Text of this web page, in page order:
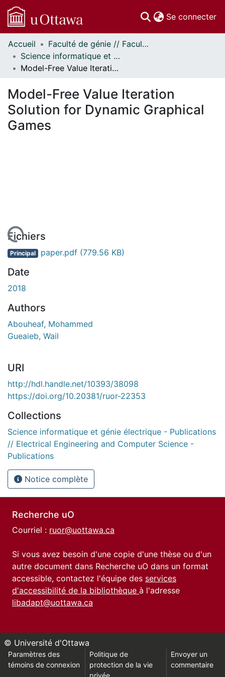
Se connecter
Communautés
et collections
Parcourir
À propos
Accueil
Faculté de génie // Faculty of Engineering
Science informatique et génie électrique - Publications // Electrical Engineering and Computer Science - Publications
Model-Free Value Iteration Solution for Dynamic Graphical Games
Model-Free Value Iteration
Solution for Dynamic Graphical
Games
En cours de chargement...
Fichiers
Principal paper.pdf (779.56 KB)
Date
2018
Authors
Abouheaf, Mohammed
Gueaieb, Wail
URI
http://hdl.handle.net/10393/38098
https://doi.org/10.20381/ruor-22353
Collections
Science informatique et génie électrique - Publications
// Electrical Engineering and Computer Science -
Publications
Notice complète
Recherche uO
Courriel : ruor@uottawa.ca
Si vous avez besoin d'une copie d'une thèse ou d'un
autre document dans Recherche uO dans un format
accessible, contactez l'équipe des services
d'accessibilité de la bibliothèque à l'adresse
libadapt@uottawa.ca
© Université d'Ottawa
Paramètres des
témoins de connexion
Politique de
protection de la vie
privée
Envoyer un
commentaire